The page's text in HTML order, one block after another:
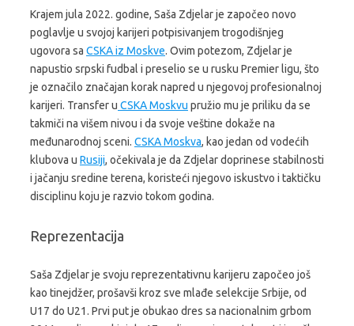
Krajem jula 2022. godine, Saša Zdjelar je započeo novo
poglavlje u svojoj karijeri potpisivanjem trogodišnjeg
ugovora sa CSKA iz Moskve. Ovim potezom, Zdjelar je
napustio srpski fudbal i preselio se u rusku Premier ligu, što
je označilo značajan korak napred u njegovoj profesionalnoj
karijeri. Transfer u CSKA Moskvu pružio mu je priliku da se
takmiči na višem nivou i da svoje veštine dokaže na
međunarodnoj sceni. CSKA Moskva, kao jedan od vodećih
klubova u Rusiji, očekivala je da Zdjelar doprinese stabilnosti
i jačanju sredine terena, koristeći njegovo iskustvo i taktičku
disciplinu koju je razvio tokom godina.
Reprezentacija
Saša Zdjelar je svoju reprezentativnu karijeru započeo još
kao tinejdžer, prošavši kroz sve mlađe selekcije Srbije, od
U17 do U21. Prvi put je obukao dres sa nacionalnim grbom